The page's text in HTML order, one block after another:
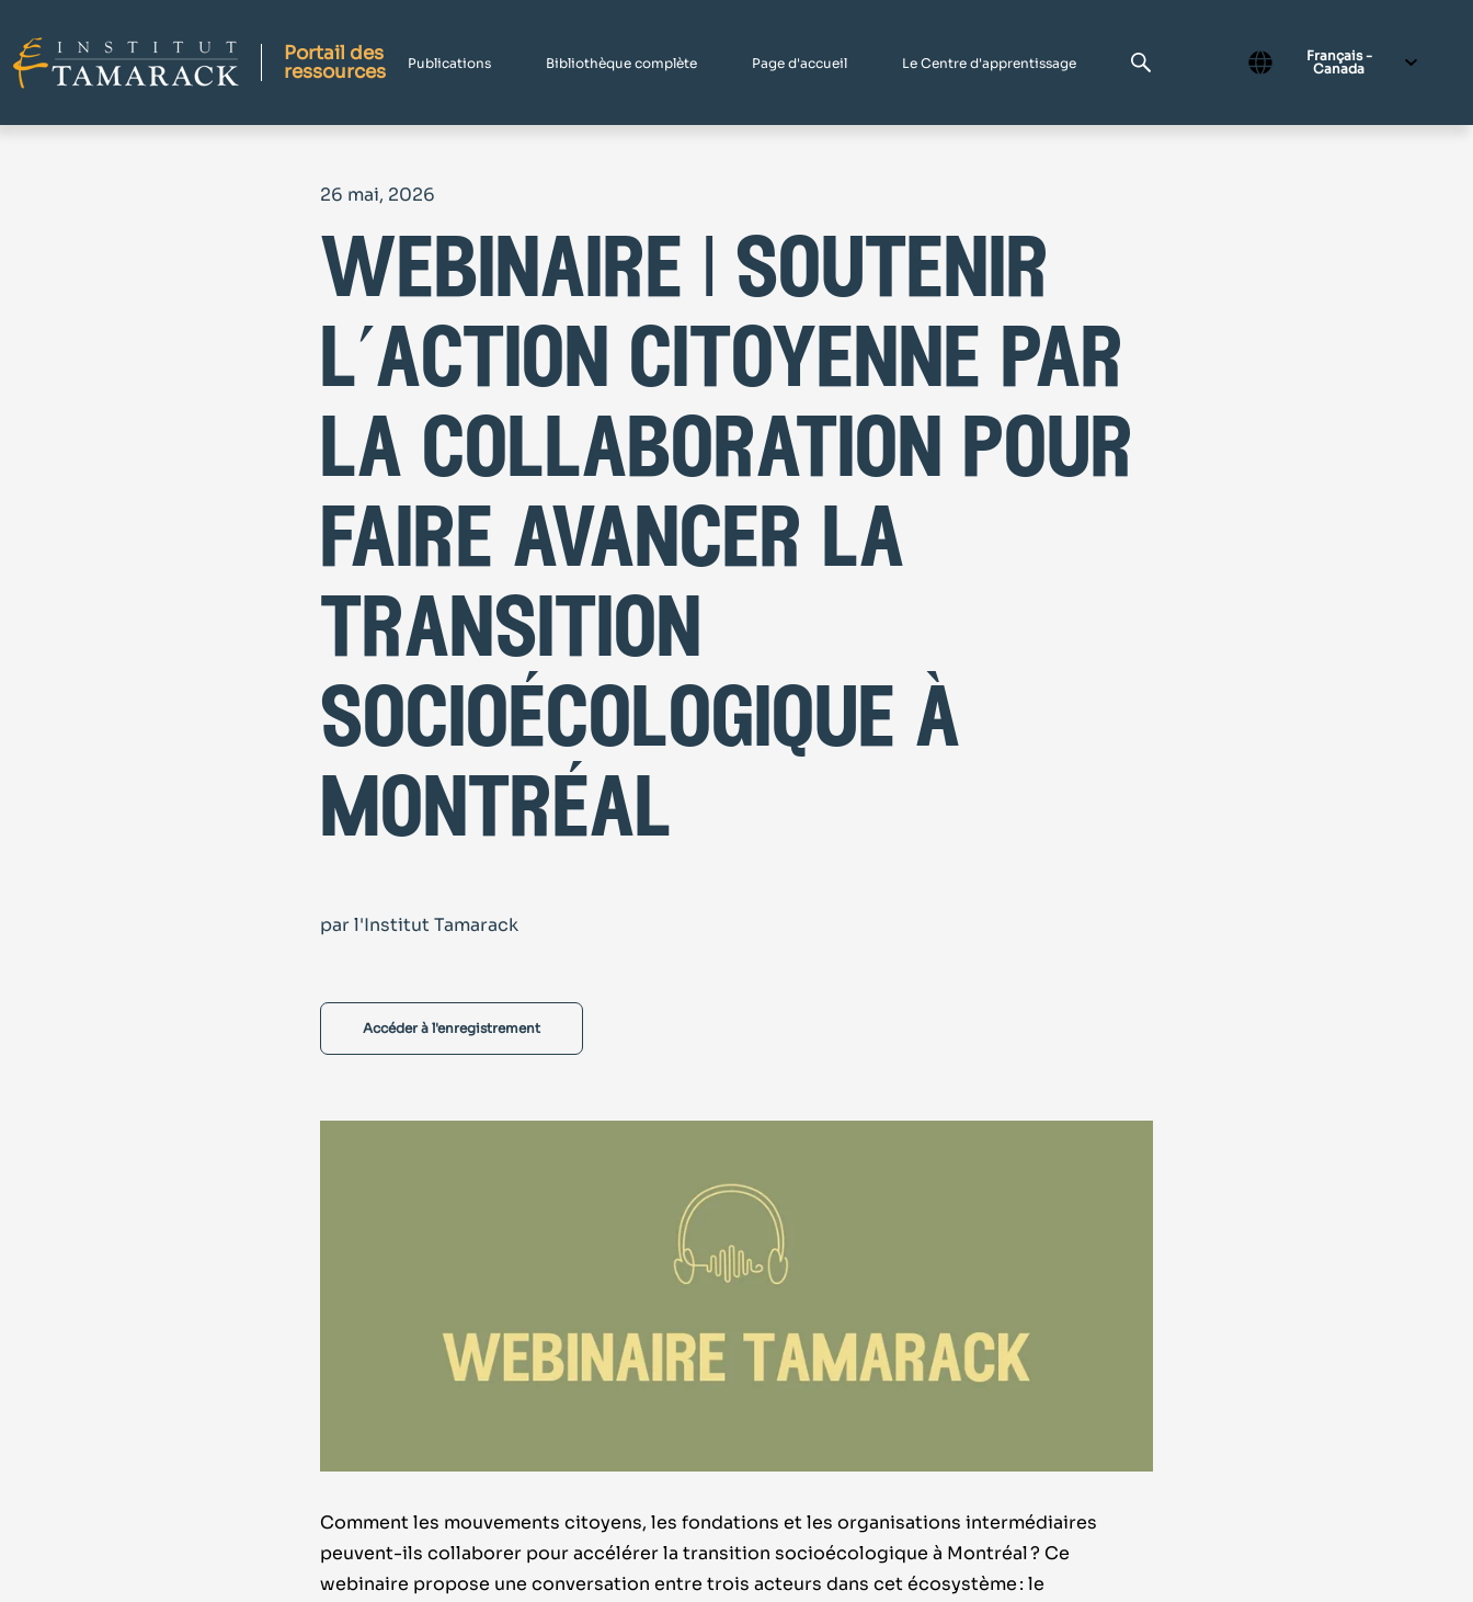
Portail des
ressources
Publications Bibliothèque complète Page d'accueil Le Centre d'apprentissage
Français -
Canada
26 mai, 2026
webinaire | soutenir
l’action citoyenne par
la collaboration pour
faire avancer la
transition
socioécologique à
montréal
par l'Institut Tamarack
Accéder à l'enregistrement
Comment les mouvements citoyens, les fondations et les organisations intermédiaires
peuvent-ils collaborer pour accélérer la transition socioécologique à Montréal? Ce
webinaire propose une conversation entre trois acteurs dans cet écosystème: le